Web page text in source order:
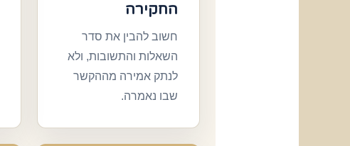
החקירה
חשוב להבין את סדר
השאלות והתשובות, ולא
לנתק אמירה מההקשר
שבו נאמרה.